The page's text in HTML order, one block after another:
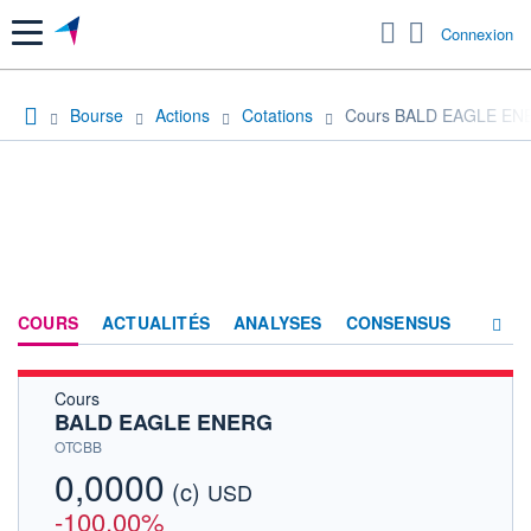
Menu Connexion
Bourse Actions Cotations Cours BALD EAGLE
COURS ACTUALITÉS ANALYSES CONSENSUS
Cours
BALD EAGLE ENERG
OTCBB
0,0000 (c) USD
-100,00%